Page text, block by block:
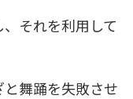
それを利用して
舞踊を失敗させ